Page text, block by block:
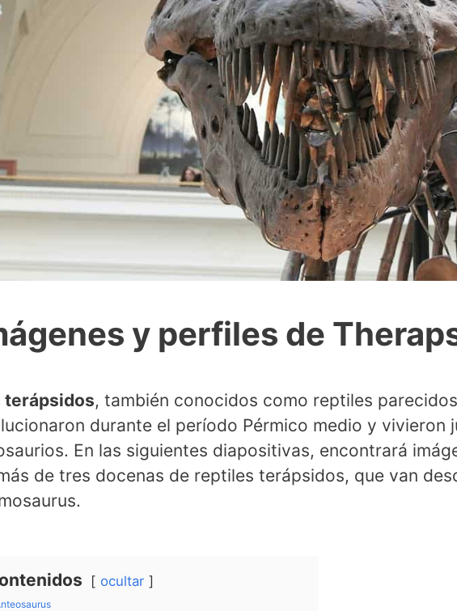
y perfiles de
terápsidos, también conocidos como reptiles
durante el período Pérmico medio y vivieron
En las siguientes diapositivas, encontrará
de tres docenas de reptiles terápsidos, que van
ocultar